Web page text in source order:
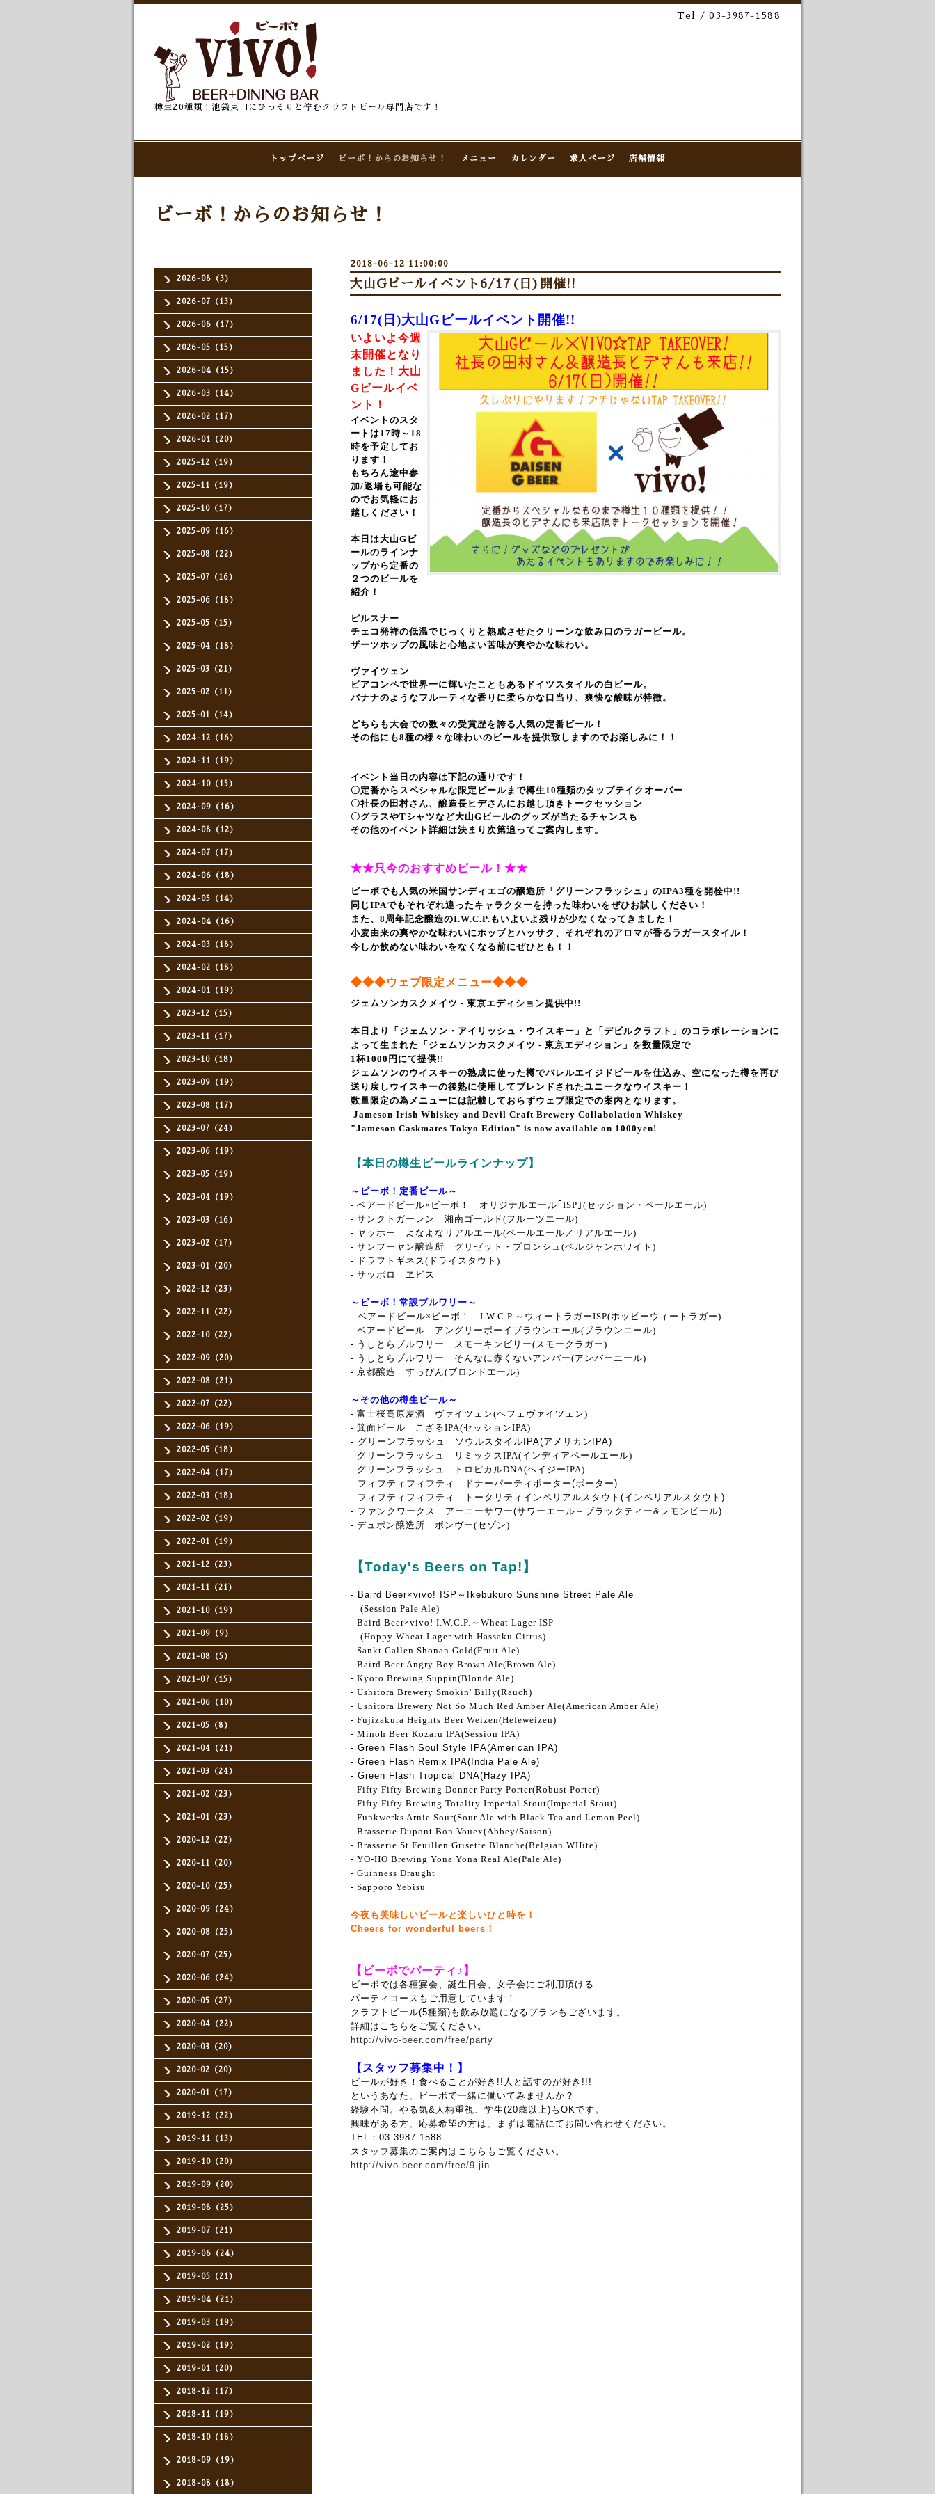
Tel / 03-3987-1588
樽生20種類！池袋東口にひっそりと佇むクラフトビール専門店です！
トップページ ビーボ！からのお知らせ！ メニュー カレンダー 求人ページ 店舗情報
2026-08（3）
2026-07（13）
2026-06（17）
2026-05（15）
2026-04（15）
2026-03（14）
2026-02（17）
2026-01（20）
2025-12（19）
2025-11（19）
2025-10（17）
2025-09（16）
2025-08（22）
2025-07（16）
2025-06（18）
2025-05（15）
2025-04（18）
2025-03（21）
2025-02（11）
2025-01（14）
2024-12（16）
2024-11（19）
2024-10（15）
2024-09（16）
2024-08（12）
2024-07（17）
2024-06（18）
2024-05（14）
2024-04（16）
2024-03（18）
2024-02（18）
2024-01（19）
2023-12（15）
2023-11（17）
2023-10（18）
2023-09（19）
2023-08（17）
2023-07（24）
2023-06（19）
2023-05（19）
2023-04（19）
2023-03（16）
2023-02（17）
2023-01（20）
2022-12（23）
2022-11（22）
2022-10（22）
2022-09（20）
2022-08（21）
2022-07（22）
2022-06（19）
2022-05（18）
2022-04（17）
2022-03（18）
2022-02（19）
2022-01（19）
2021-12（23）
2021-11（21）
2021-10（19）
2021-09（9）
2021-08（5）
2021-07（15）
2021-06（10）
2021-05（8）
2021-04（21）
2021-03（24）
2021-02（23）
2021-01（23）
2020-12（22）
2020-11（20）
2020-10（25）
2020-09（24）
2020-08（25）
2020-07（25）
2020-06（24）
2020-05（27）
2020-04（22）
2020-03（20）
2020-02（20）
2020-01（17）
2019-12（22）
2019-11（13）
2019-10（20）
2019-09（20）
2019-08（25）
2019-07（21）
2019-06（24）
2019-05（21）
2019-04（21）
2019-03（19）
2019-02（19）
2019-01（20）
2018-12（17）
2018-11（19）
2018-10（18）
2018-09（19）
2018-08（18）
ビーボ！からのお知らせ！
2018-06-12 11:00:00
大山Gビールイベント6/17(日)開催!!
6/17(日)大山Gビールイベント開催!!
いよいよ今週
末開催となり
ました！大山
Gビールイベ
ント！
イベントのスタ
ートは17時～18
時を予定してお
ります！
もちろん途中参
加/退場も可能な
のでお気軽にお
越しください！
本日は大山Gビ
ールのラインナ
ップから定番の
２つのビールを
紹介！
ピルスナー
チェコ発祥の低温でじっくりと熟成させたクリーンな飲み口のラガービール。
ザーツホップの風味と心地よい苦味が爽やかな味わい。
ヴァイツェン
ビアコンペで世界一に輝いたこともあるドイツスタイルの白ビール。
バナナのようなフルーティな香りに柔らかな口当り、爽快な酸味が特徴。
どちらも大会での数々の受賞歴を誇る人気の定番ビール！
その他にも8種の様々な味わいのビールを提供致しますのでお楽しみに！！
イベント当日の内容は下記の通りです！
〇定番からスペシャルな限定ビールまで樽生10種類のタップテイクオーバー
〇社長の田村さん、醸造長ヒデさんにお越し頂きトークセッション
〇グラスやTシャツなど大山Gビールのグッズが当たるチャンスも
その他のイベント詳細は決まり次第追ってご案内します。
★★只今のおすすめビール！★★
ビーボでも人気の米国サンディエゴの醸造所「グリーンフラッシュ」のIPA3種を開栓中!!
同じIPAでもそれぞれ違ったキャラクターを持った味わいをぜひお試しください！
また、8周年記念醸造のI.W.C.P.もいよいよ残りが少なくなってきました！
小麦由来の爽やかな味わいにホップとハッサク、それぞれのアロマが香るラガースタイル！
今しか飲めない味わいをなくなる前にぜひとも！！
◆◆◆ウェブ限定メニュー◆◆◆
ジェムソンカスクメイツ - 東京エディション提供中!!
本日より「ジェムソン・アイリッシュ・ウイスキー」と「デビルクラフト」のコラボレーションに
よって生まれた「ジェムソンカスクメイツ ‐ 東京エディション」を数量限定で
1杯1000円にて提供!!
ジェムソンのウイスキーの熟成に使った樽でバレルエイジドビールを仕込み、空になった樽を再び
送り戻しウイスキーの後熟に使用してブレンドされたユニークなウイスキー！
数量限定の為メニューには記載しておらずウェブ限定での案内となります。
Jameson Irish Whiskey and Devil Craft Brewery Collabolation Whiskey
"Jameson Caskmates Tokyo Edition" is now available on 1000yen!
【本日の樽生ビールラインナップ】
～ビーボ！定番ビール～
- ベアードビール×ビーボ！ オリジナルエール｢ISP｣(セッション・ペールエール)
- サンクトガーレン 湘南ゴールド(フルーツエール)
- ヤッホー よなよなリアルエール(ペールエール／リアルエール)
- サンフーヤン醸造所 グリゼット・ブロンシュ (ベルジャンホワイト)
- ドラフトギネス(ドライスタウト)
- サッポロ ヱビス
～ビーボ！常設ブルワリー～
- ベアードビール×ビーボ！ I.W.C.P.～ウィートラガーISP(ホッピーウィートラガー)
- ベアードビール アングリーボーイブラウンエール(ブラウンエール)
- うしとらブルワリー スモーキンビリー(スモークラガー)
- うしとらブルワリー そんなに赤くないアンバー(アンバーエール)
- 京都醸造 すっぴん(ブロンドエール)
～その他の樽生ビール～
- 富士桜高原麦酒 ヴァイツェン(ヘフェヴァイツェン)
- 箕面ビール こざるIPA(セッションIPA)
- グリーンフラッシュ ソウルスタイルIPA(アメリカンIPA)
- グリーンフラッシュ リミックスIPA(インディアペールエール)
- グリーンフラッシュ トロピカルDNA(ヘイジーIPA)
- フィフティフィフティ ドナーパーティポーター(ポーター)
- フィフティフィフティ トータリティインペリアルスタウト(インペリアルスタウト)
- ファンクワークス アーニーサワー(サワーエール＋ブラックティー&レモンピール)
- デュポン醸造所 ボンヴー(セゾン)
【Today's Beers on Tap!】
- Baird Beer×vivo! ISP～Ikebukuro Sunshine Street Pale Ale
(Session Pale Ale)
- Baird Beer×vivo! I.W.C.P.～Wheat Lager ISP
(Hoppy Wheat Lager with Hassaku Citrus)
- Sankt Gallen Shonan Gold(Fruit Ale)
- Baird Beer Angry Boy Brown Ale(Brown Ale)
- Kyoto Brewing Suppin(Blonde Ale)
- Ushitora Brewery Smokin' Billy(Rauch)
- Ushitora Brewery Not So Much Red Amber Ale(American Amber Ale)
- Fujizakura Heights Beer Weizen(Hefeweizen)
- Minoh Beer Kozaru IPA(Session IPA)
- Green Flash Soul Style IPA(American IPA)
- Green Flash Remix IPA(India Pale Ale)
- Green Flash Tropical DNA(Hazy IPA)
- Fifty Fifty Brewing Donner Party Porter(Robust Porter)
- Fifty Fifty Brewing Totality Imperial Stout(Imperial Stout)
- Funkwerks Arnie Sour(Sour Ale with Black Tea and Lemon Peel)
- Brasserie Dupont Bon Vouex(Abbey/Saison)
- Brasserie St.Feuillen Grisette Blanche(Belgian WHite)
- YO-HO Brewing Yona Yona Real Ale(Pale Ale)
- Guinness Draught
- Sapporo Yebisu
今夜も美味しいビールと楽しいひと時を！
Cheers for wonderful beers！
【ビーボでパーティ♪】
ビーボでは各種宴会、誕生日会、女子会にご利用頂ける
パーティコースもご用意しています！
クラフトビール(5種類)も飲み放題になるプランもございます。
詳細はこちらをご覧ください。
http://vivo-beer.com/free/party
【スタッフ募集中！】
ビールが好き！食べることが好き!!人と話すのが好き!!!
というあなた、ビーボで一緒に働いてみませんか？
経験不問。やる気&人柄重視、 学生(20歳以上)もOKです。
興味がある方、応募希望の方は、まずは電話にてお問い合わせください。
TEL：03-3987-1588
スタッフ募集のご案内はこちらもご覧ください。
http://vivo-beer.com/free/9-jin